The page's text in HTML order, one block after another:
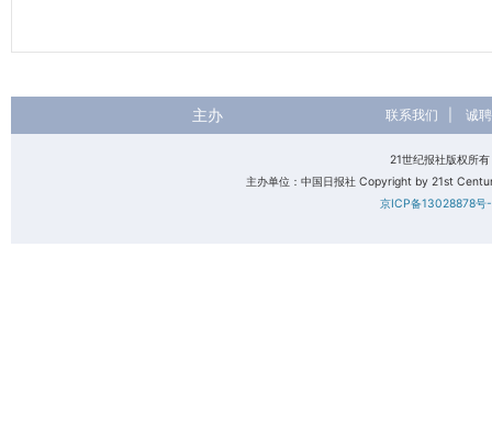
主办 联系我们 诚
21世纪报社版权所
主办单位：中国日报社 Copyright by 21st
京ICP备13028878号